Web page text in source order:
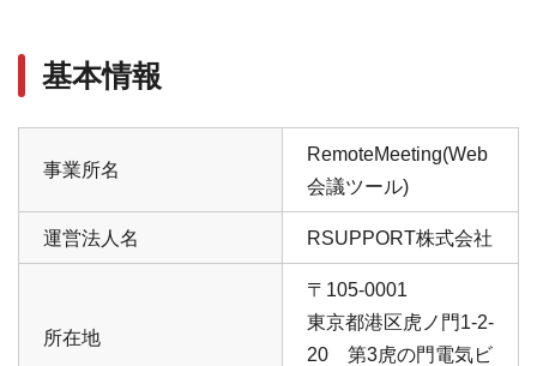
基本情報
事業所名
RemoteMeeting(Web
会議ツール)
運営法人名 RSUPPORT株式会社
所在地
〒105-0001
東京都港区虎ノ門1-2-
20 第3虎の門電気ビ